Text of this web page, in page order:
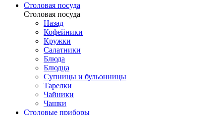
Столовая посуда
Столовая посуда
Назад
Кофейники
Кружки
Салатники
Блюда
Блюдца
Супницы и бульонницы
Тарелки
Чайники
Чашки
Cтоловые приборы